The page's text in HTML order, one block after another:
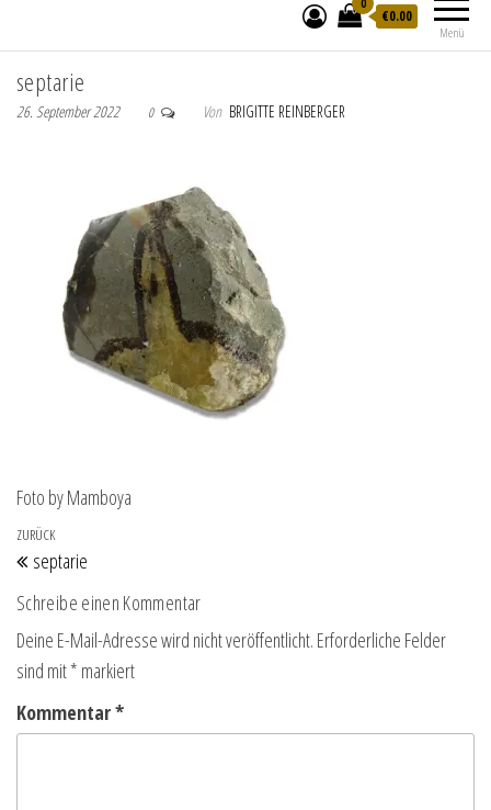
Menü
0
€0.00
septarie
26. September 2022 0 Von BRIGITTE REINBERGER
Foto by Mamboya
Beitragsnavigation
Vorheriger Beitrag
ZURÜCK
septarie
Schreibe einen Kommentar
Deine E-Mail-Adresse wird nicht veröffentlicht. Erforderliche Felder
sind mit* markiert
Kommentar*